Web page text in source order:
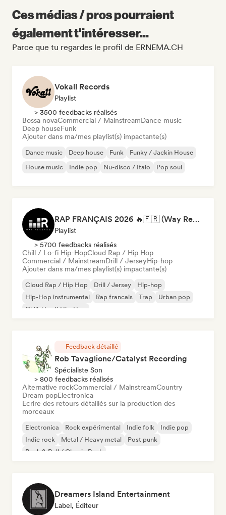
Ces médias / pros pourraient
également t'intéresser...
Parce que tu regardes le profil de ERNEMA.CH
Vokall Records
Playlist
> 3500 feedbacks réalisés
Bossa novaCommercial / MainstreamDance music
Deep houseFunk
Ajouter dans ma/mes playlist(s) impactante(s)
Dance music Deep house Funk
Funky / Jackin House
House music
Indie pop Nu-disco / Italo Pop soul
RAP FRANÇAIS 2026 🔥🇫🇷 (Way Records)
Playlist
> 5700 feedbacks réalisés
Chill / Lo-fi Hip-HopCloud Rap / Hip Hop
Commercial / MainstreamDrill / JerseyHip-hop
Ajouter dans ma/mes playlist(s) impactante(s)
Cloud Rap / Hip Hop Drill / Jersey
Hip-hop
Hip-Hop instrumental
Rap francais Trap
Urban pop
Chill / Lo-fi Hip-Hop
Feedback détaillé
Rob Tavaglione/Catalyst Recording
Spécialiste Son
> 800 feedbacks réalisés
Alternative rockCommercial / MainstreamCountry
Dream popElectronica
Ecrire des retours détaillés sur la production des
morceaux
Electronica Rock expérimental Indie folk
Indie pop
Indie rock
Metal / Heavy metal
Post punk
Rock & Roll / Classic Rock
Dreamers Island Entertainment
Label, Éditeur